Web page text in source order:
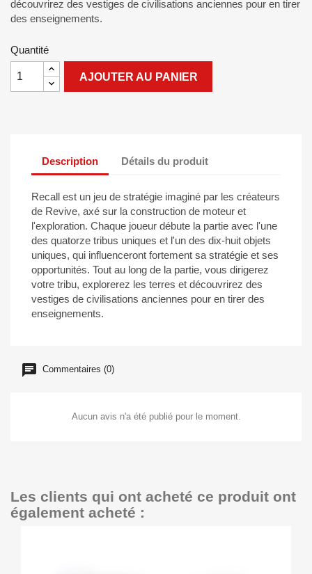
découvrirez des vestiges de civilisations anciennes pour en tirer
des enseignements.
Quantité
AJOUTER AU PANIER
Description Détails du produit
Recall est un jeu de stratégie imaginé par les créateurs
de Revive, axé sur la construction de moteur et
l'exploration. Chaque joueur débute la partie avec l'une
des quatorze tribus uniques et l'un des dix-huit objets
uniques, qui influenceront fortement sa stratégie et ses
opportunités. Tout au long de la partie, vous dirigerez
votre tribu, explorerez les terres et découvrirez des
vestiges de civilisations anciennes pour en tirer des
enseignements.
Commentaires (0)
Aucun avis n'a été publié pour le moment.
Les clients qui ont acheté ce produit ont
également acheté :